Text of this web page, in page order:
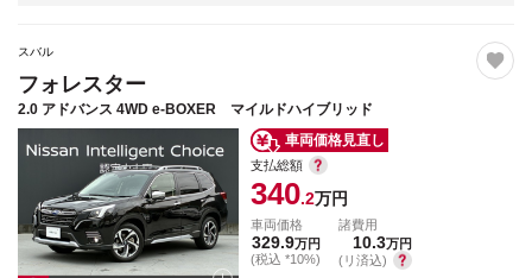
スバル
フォレスター
2.0 アドバンス 4WD e-BOXER マイルドハイブリッド
車両価格見直し
支払総額
340.2万円
車両価格
329.9万円
(税込 *10%)
諸費用
10.3万円
(リ済込)